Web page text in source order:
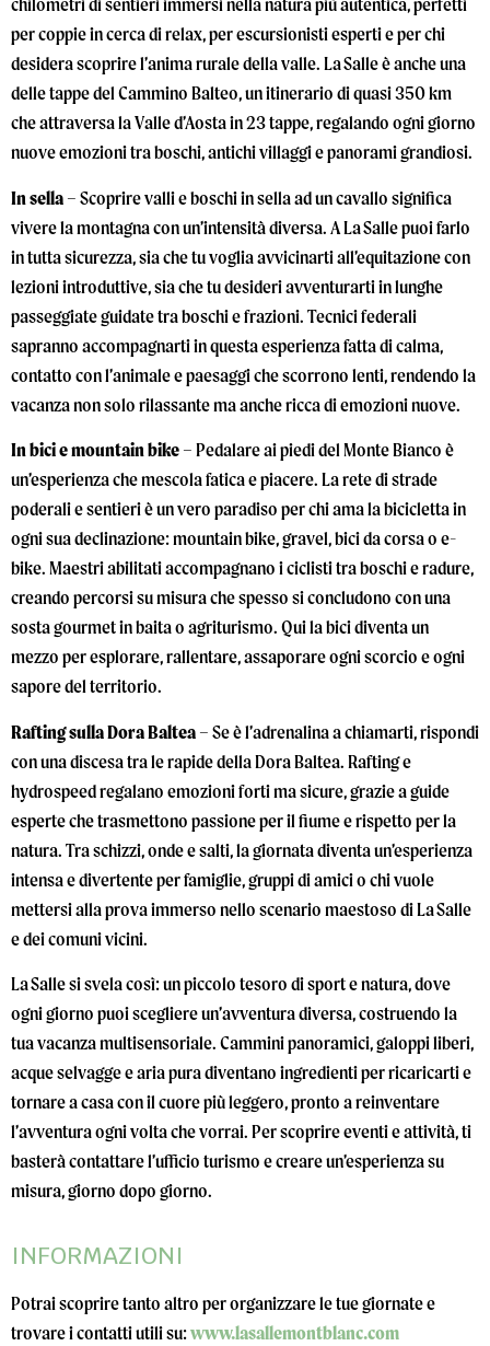
chilometri di sentieri immersi nella natura più autentica, perfetti
per coppie in cerca di relax, per escursionisti esperti e per chi
desidera scoprire l’anima rurale della valle. La Salle è anche una
delle tappe del Cammino Balteo, un itinerario di quasi 350 km
che attraversa la Valle d’Aosta in 23 tappe, regalando ogni giorno
nuove emozioni tra boschi, antichi villaggi e panorami grandiosi.
In sella – Scoprire valli e boschi in sella ad un cavallo significa
vivere la montagna con un’intensità diversa. A La Salle puoi farlo
in tutta sicurezza, sia che tu voglia avvicinarti all’equitazione con
lezioni introduttive, sia che tu desideri avventurarti in lunghe
passeggiate guidate tra boschi e frazioni. Tecnici federali
sapranno accompagnarti in questa esperienza fatta di calma,
contatto con l’animale e paesaggi che scorrono lenti, rendendo la
vacanza non solo rilassante ma anche ricca di emozioni nuove.
In bici e mountain bike – Pedalare ai piedi del Monte Bianco è
un’esperienza che mescola fatica e piacere. La rete di strade
poderali e sentieri è un vero paradiso per chi ama la bicicletta in
ogni sua declinazione: mountain bike, gravel, bici da corsa o e-
bike. Maestri abilitati accompagnano i ciclisti tra boschi e radure,
creando percorsi su misura che spesso si concludono con una
sosta gourmet in baita o agriturismo. Qui la bici diventa un
mezzo per esplorare, rallentare, assaporare ogni scorcio e ogni
sapore del territorio.
Rafting sulla Dora Baltea – Se è l’adrenalina a chiamarti, rispondi
con una discesa tra le rapide della Dora Baltea. Rafting e
hydrospeed regalano emozioni forti ma sicure, grazie a guide
esperte che trasmettono passione per il fiume e rispetto per la
natura. Tra schizzi, onde e salti, la giornata diventa un’esperienza
intensa e divertente per famiglie, gruppi di amici o chi vuole
mettersi alla prova immerso nello scenario maestoso di La Salle
e dei comuni vicini.
La Salle si svela così: un piccolo tesoro di sport e natura, dove
ogni giorno puoi scegliere un’avventura diversa, costruendo la
tua vacanza multisensoriale. Cammini panoramici, galoppi liberi,
acque selvagge e aria pura diventano ingredienti per ricaricarti e
tornare a casa con il cuore più leggero, pronto a reinventare
l’avventura ogni volta che vorrai. Per scoprire eventi e attività, ti
basterà contattare l’ufficio turismo e creare un’esperienza su
misura, giorno dopo giorno.
INFORMAZIONI
Potrai scoprire tanto altro per organizzare le tue giornate e
trovare i contatti utili su:www.lasallemontblanc.com